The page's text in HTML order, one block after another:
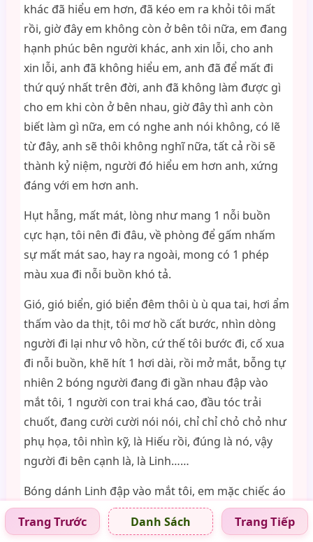
khác đã hiểu em hơn, đã kéo em ra khỏi tôi mất
rồi, giờ đây em không còn ở bên tôi nữa, em đang
hạnh phúc bên người khác, anh xin lỗi, cho anh
xin lỗi, anh đã không hiểu em, anh đã để mất đi
thứ quý nhất trên đời, anh đã không làm được gì
cho em khi còn ở bên nhau, giờ đây thì anh còn
biết làm gì nữa, em có nghe anh nói không, có lẽ
từ đây, anh sẽ thôi không nghĩ nữa, tất cả rồi sẽ
thành kỷ niệm, người đó hiểu em hơn anh, xứng
đáng với em hơn anh.
Hụt hẫng, mất mát, lòng như mang 1 nỗi buồn
cực hạn, tôi nên đi đâu, về phòng để gấm nhấm
sự mất mát sao, hay ra ngoài, mong có 1 phép
màu xua đi nỗi buồn khó tả.
Gió, gió biển, gió biển đêm thôi ù ù qua tai, hơi ẩm
thấm vào da thịt, tôi mơ hồ cất bước, nhìn dòng
người đi lại như vô hồn, cứ thế tôi bước đi, cố xua
đi nỗi buồn, khẽ hít 1 hơi dài, rồi mở mắt, bỗng tự
nhiên 2 bóng người đang đi gần nhau đập vào
mắt tôi, 1 người con trai khá cao, đầu tóc trải
chuốt, đang cười cười nói nói, chỉ chỉ chỏ chỏ như
phụ họa, tôi nhìn kỹ, là Hiếu rồi, đúng là nó, vậy
người đi bên cạnh là, là Linh……
Bóng dánh Linh đập vào mắt tôi, em mặc chiếc áo
phông bó màu vàng nhạt tôn lên những đường
cong đầy quyến rũ, chiếc quần short màu trắng
Trang Trước Danh Sách Trang Tiếp